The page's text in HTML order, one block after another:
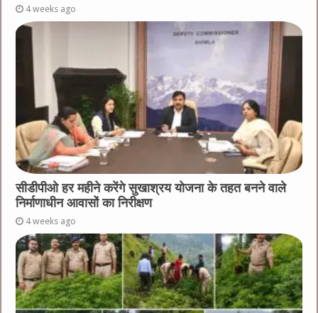
4 weeks ago
सीडीपीओ हर महीने करेंगे सुखाश्रय योजना के तहत बनने वाले
निर्माणाधीन आवासों का निरीक्षण
4 weeks ago